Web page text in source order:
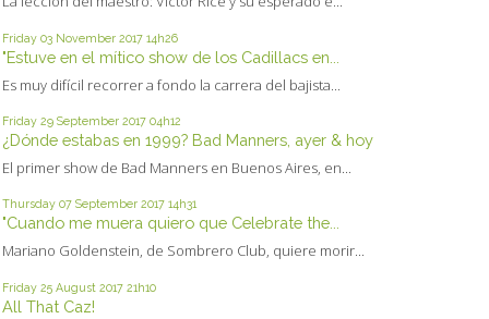
Friday 03 November 2017 14h26
"Estuve en el mítico show de los Cadillacs en...
Es muy difícil recorrer a fondo la carrera del bajista...
Friday 29 September 2017 04h12
¿Dónde estabas en 1999? Bad Manners, ayer & hoy
El primer show de Bad Manners en Buenos Aires, en...
Thursday 07 September 2017 14h31
"Cuando me muera quiero que Celebrate the...
Mariano Goldenstein, de Sombrero Club, quiere morir...
Friday 25 August 2017 21h10
All That Caz!